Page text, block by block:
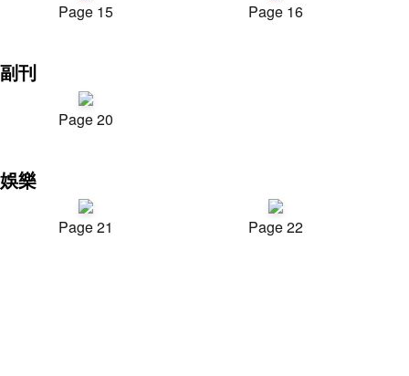
Page 15 Page 16
副刊
Page 20
娛樂
Page 21 Page 22